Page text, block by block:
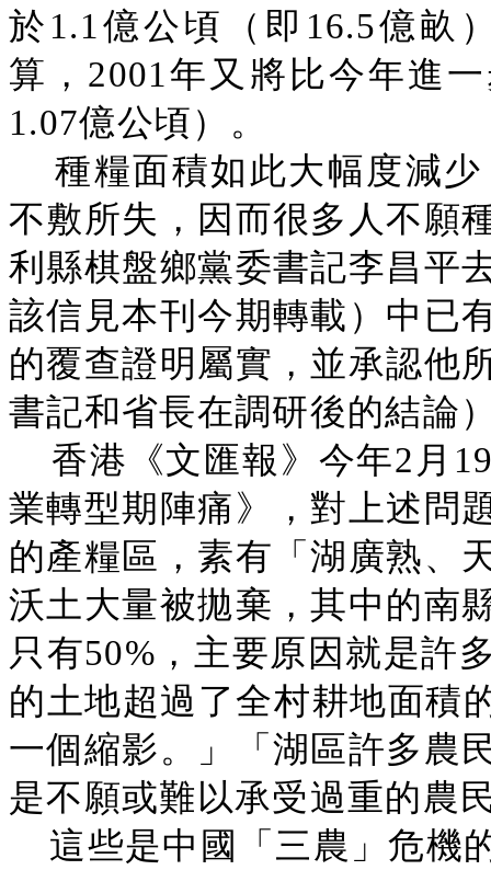
於1.1億公頃（即16.5億畝
算，2001年又將比今年進
1.07億公頃）。
種糧面積如此大幅度減
不敷所失，因而很多人不願
利縣棋盤鄉黨委書記李昌平
該信見本刊今期轉載）中已
的覆查證明屬實，並承認他
書記和省長在調研後的結論
香港《文匯報》今年2月
業轉型期陣痛》，對上述問
的產糧區，素有「湖廣熟、
沃土大量被拋棄，其中的南
只有50%，主要原因就是許
的土地超過了全村耕地面積
一個縮影。」「湖區許多農
是不願或難以承受過重的農
這些是中國「三農」危機